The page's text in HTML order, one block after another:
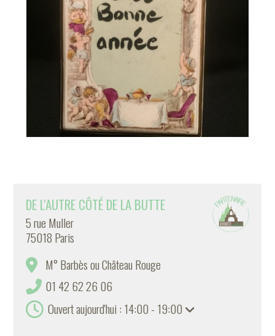
DE L'AUTRE CÔTÉ DE LA BUTTE
5 rue Muller
75018 Paris
M° Barbès ou Château Rouge
01 42 62 26 06
Ouvert aujourd'hui : 14:00 - 19:00